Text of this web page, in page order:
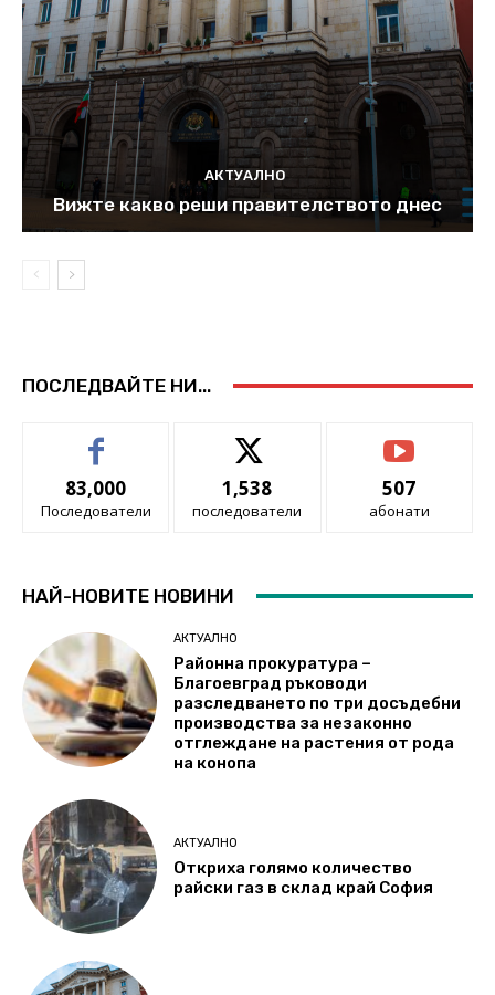
АКТУАЛНО
Вижте какво реши правителството днес
ПОСЛЕДВАЙТЕ НИ...
83,000
Последователи
1,538
последователи
507
абонати
НАЙ-НОВИТЕ НОВИНИ
АКТУАЛНО
Районна прокуратура –
Благоевград ръководи
разследването по три досъдебни
производства за незаконно
отглеждане на растения от рода
на конопа
АКТУАЛНО
Откриха голямо количество
райски газ в склад край София